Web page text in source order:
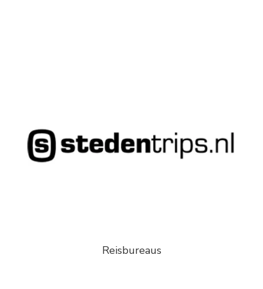
Reisbureaus